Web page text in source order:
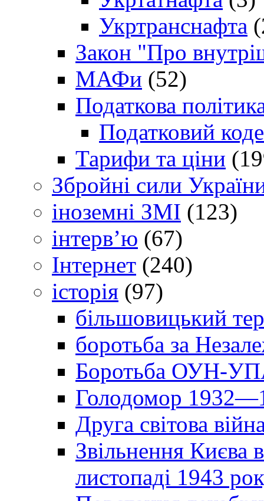
Укртранснафта
Закон "Про
МАФи (52)
Податкова
Податковий
Тарифи та ціни
Збройні сили
іноземні ЗМІ (123)
інтерв’ю (67)
Інтернет (240)
історія (97)
більшовицький
боротьба за
Боротьба ОУН-УПА
Голодомор
Друга світова
Звільнення Києва
листопаді 1943